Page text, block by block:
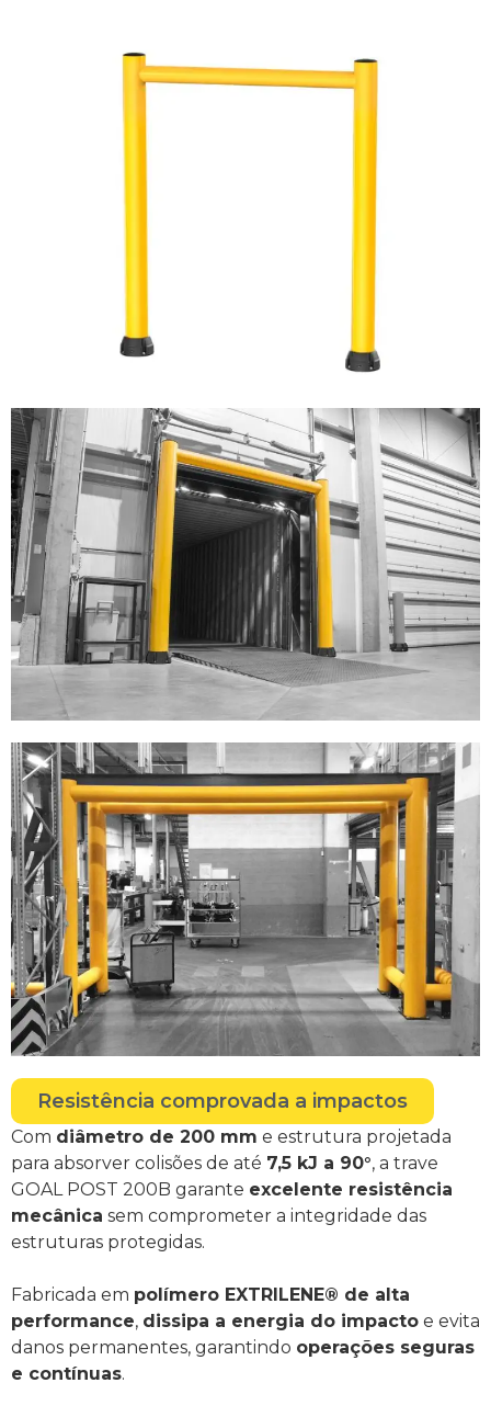
Resistência comprovada a impactos
Com diâmetro de 200 mm e estrutura projetada
para absorver colisões de até 7,5 kJ a 90°, a trave
GOAL POST 200B garante excelente resistência
mecânica sem comprometer a integridade das
estruturas protegidas.
Fabricada em polímero EXTRILENE® de alta
performance, dissipa a energia do impacto e evita
danos permanentes, garantindo operações seguras
e contínuas.